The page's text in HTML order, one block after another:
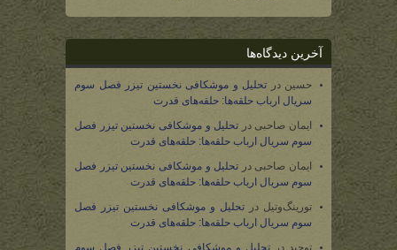
آخرین دیدگاه‌ها
حسین در تحلیل و موشکافی نخستین تیزر فصل سوم
سریال ارباب حلقه‌ها: حلقه‌های قدرت
ایمان صاحبی در تحلیل و موشکافی نخستین تیزر فصل
سوم سریال ارباب حلقه‌ها: حلقه‌های قدرت
ایمان صاحبی در تحلیل و موشکافی نخستین تیزر فصل
سوم سریال ارباب حلقه‌ها: حلقه‌های قدرت
تورینگ‌وتیل در تحلیل و موشکافی نخستین تیزر فصل
سوم سریال ارباب حلقه‌ها: حلقه‌های قدرت
توحید درتحلیل و موشکافی نخستین تیزر فصل سوم